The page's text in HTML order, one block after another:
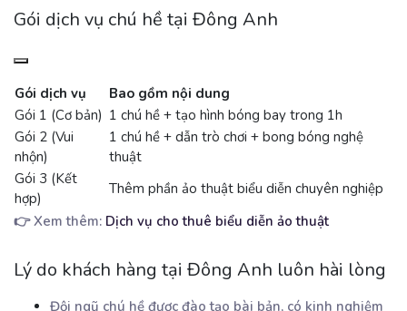
Gói dịch vụ chú hề tại Đông Anh
Gói dịch vụ
Bao gồm nội dung
Gói 1 (Cơ bản) 1 chú hề + tạo hình bóng bay trong 1h
Gói 2 (Vui
nhộn)
1 chú hề + dẫn trò chơi + bong bóng nghệ
thuật
Gói 3 (Kết
hợp)
Thêm phần ảo thuật biểu diễn chuyên nghiệp
👉 Xem thêm: Dịch vụ cho thuê biểu diễn ảo thuật
Lý do khách hàng tại Đông Anh luôn hài lòng
Đội ngũ chú hề được đào tạo bài bản, có kinh nghiệm